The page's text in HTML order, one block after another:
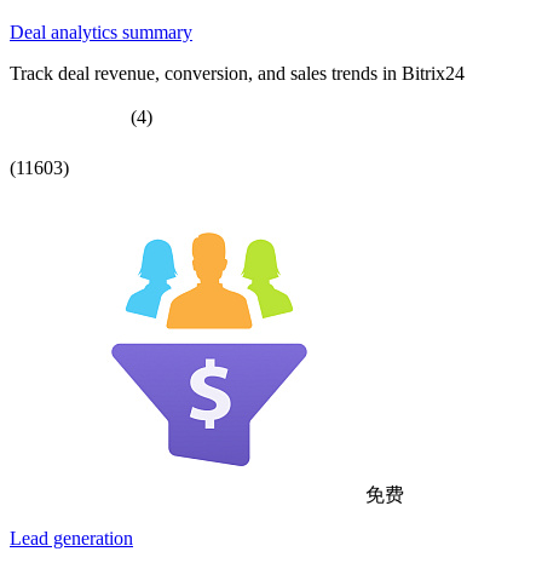
Deal analytics summary
Track deal revenue, conversion, and sales trends in Bitrix24
(4)
(11603)
免费
Lead generation